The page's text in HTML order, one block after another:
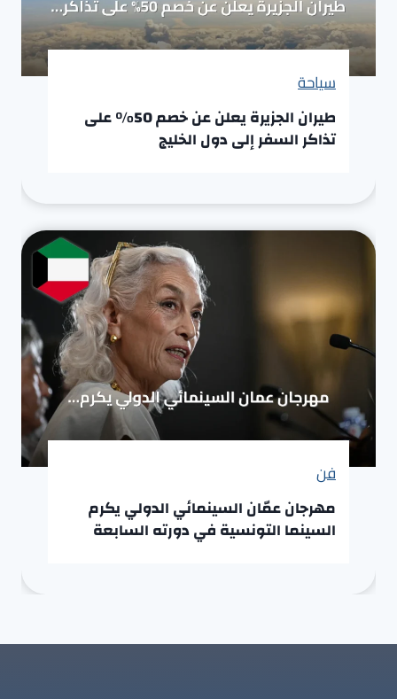
سياحة
طيران الجزيرة يعلن عن خصم 50% على
تذاكر السفر إلى دول الخليج
فن
مهرجان عمّان السينمائي الدولي يكرم
السينما التونسية في دورته السابعة